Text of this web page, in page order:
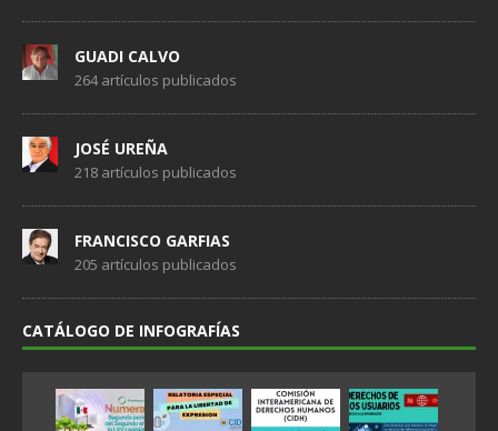
GUADI CALVO
264 artículos publicados
JOSÉ UREÑA
218 artículos publicados
FRANCISCO GARFIAS
205 artículos publicados
CATÁLOGO DE INFOGRAFÍAS